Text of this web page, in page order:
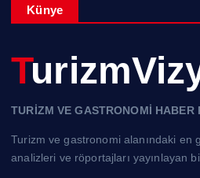
Künye
TURİZM VE GASTRONOMİ HABER
Turizm ve gastronomi alanındaki en
analizleri ve röportajları yayınlayan